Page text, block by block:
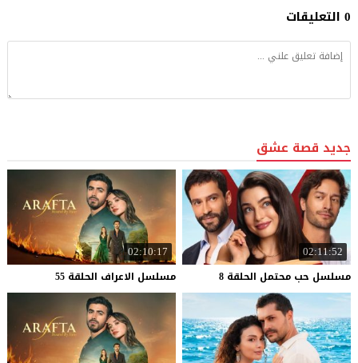
0 التعليقات
جديد قصة عشق
02:11:52
مسلسل حب محتمل الحلقة 8
02:10:17
مسلسل الاعراف الحلقة 55